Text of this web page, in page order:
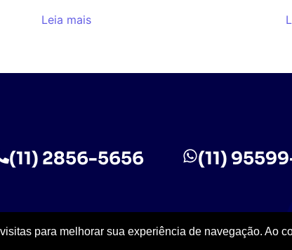
Leia mais
(11) 2856-5656 (11)
para melhorar sua experiência de navegação. Ao